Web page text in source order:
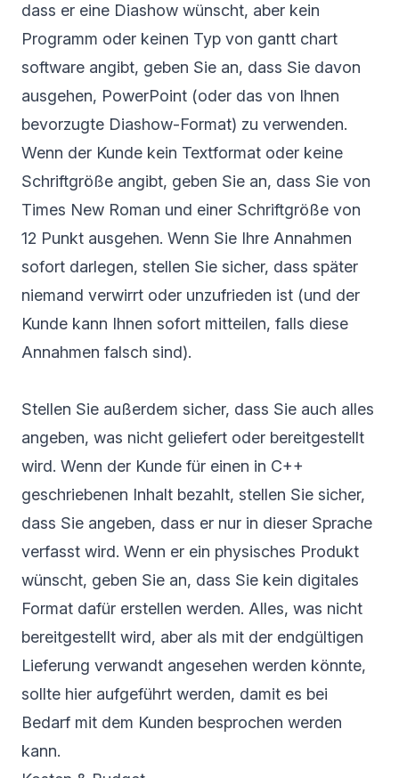
dass er eine Diashow wünscht, aber kein
Programm oder keinen Typ von gantt chart
software angibt, geben Sie an, dass Sie davon
ausgehen, PowerPoint (oder das von Ihnen
bevorzugte Diashow-Format) zu verwenden.
Wenn der Kunde kein Textformat oder keine
Schriftgröße angibt, geben Sie an, dass Sie von
Times New Roman und einer Schriftgröße von
12 Punkt ausgehen. Wenn Sie Ihre Annahmen
sofort darlegen, stellen Sie sicher, dass später
niemand verwirrt oder unzufrieden ist (und der
Kunde kann Ihnen sofort mitteilen, falls diese
Annahmen falsch sind).
Stellen Sie außerdem sicher, dass Sie auch alles
angeben, was nicht geliefert oder bereitgestellt
wird. Wenn der Kunde für einen in C++
geschriebenen Inhalt bezahlt, stellen Sie sicher,
dass Sie angeben, dass er nur in dieser Sprache
verfasst wird. Wenn er ein physisches Produkt
wünscht, geben Sie an, dass Sie kein digitales
Format dafür erstellen werden. Alles, was nicht
bereitgestellt wird, aber als mit der endgültigen
Lieferung verwandt angesehen werden könnte,
sollte hier aufgeführt werden, damit es bei
Bedarf mit dem Kunden besprochen werden
kann.